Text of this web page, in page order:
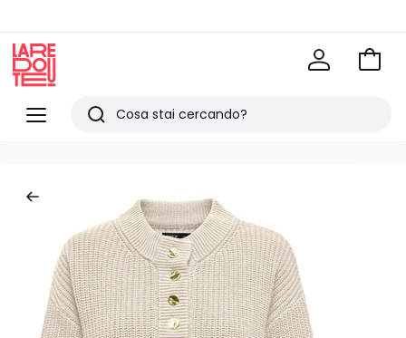
Menu
Redoute
Ricerca
Vai